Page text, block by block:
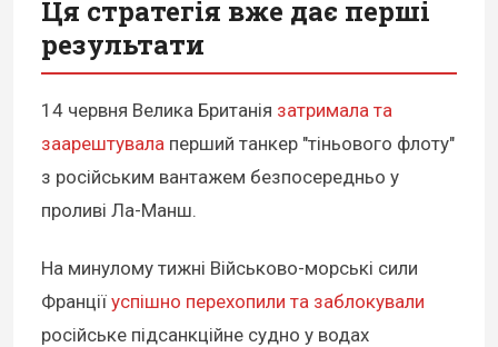
Ця стратегія вже дає перші
результати
14 червня Велика Британія затримала та
заарештувала перший танкер "тіньового флоту"
з російським вантажем безпосередньо у
проливі Ла-Манш.
На минулому тижні Військово-морські сили
Франції успішно перехопили та заблокували
російське підсанкційне судно у водах